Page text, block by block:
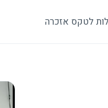
לטקס אזכרה